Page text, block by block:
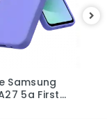
Samsung
5g First